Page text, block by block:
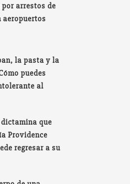
arrestos de
aeropuertos
la pasta y la
puedes
al
dictamina que
Providence
regresar a su